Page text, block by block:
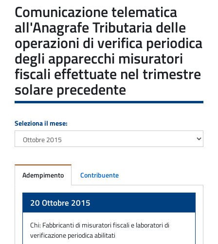
Comunicazione telematica
all'Anagrafe Tributaria delle
operazioni di verifica periodica
degli apparecchi misuratori
fiscali effettuate nel trimestre
solare precedente
Seleziona il mese:
Adempimento Contribuente
20 Ottobre 2015
Chi: Fabbricanti di misuratori fiscali e laboratori di
verificazione periodica abilitati